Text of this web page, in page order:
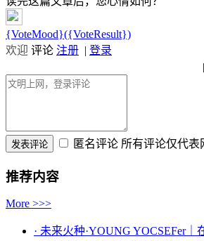
{VoteMood}({VoteResult})
欢迎 评论 注册 | 登录
匿名评论 所有评论仅代表
推荐内容
More >>>
· 未来火种·YOUNG YOCSEFer｜